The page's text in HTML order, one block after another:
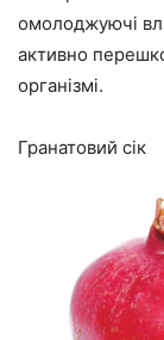
омолоджуючі
активно
організмі.
Гранатовий сік